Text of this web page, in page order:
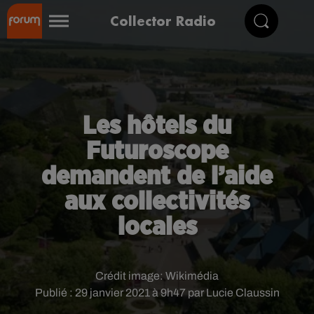
Collector Radio
Les hôtels du
Futuroscope
demandent de l’aide
aux collectivités
locales
Publié : 29 janvier 2021 à 9h47 par Lucie Claussin
Crédit image: Wikimédia